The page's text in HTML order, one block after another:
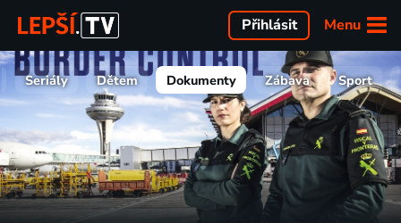
Menu
Přihlásit
Seriály Dětem Dokumenty Zábava Sport